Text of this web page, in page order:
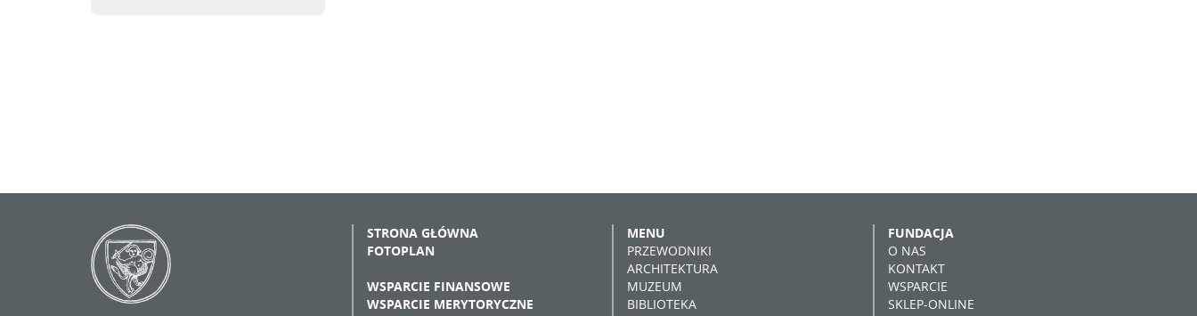
STRONA GŁÓWNA
FOTOPLAN
WSPARCIE FINANSOWE
WSPARCIE MERYTORYCZNE
MENU
PRZEWODNIKI
ARCHITEKTURA
MUZEUM
BIBLIOTEKA
FUNDACJA
O NAS
KONTAKT
WSPARCIE
SKLEP-ONLINE